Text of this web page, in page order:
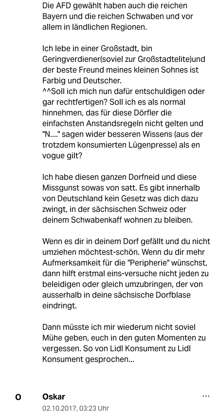
Die AFD gewählt haben auch die reichen
Bayern und die reichen Schwaben und vor
allem in ländlichen Regionen.
Ich lebe in einer Großstadt, bin
Geringverdiener(soviel zur Großstadtelite)und
der beste Freund meines kleinen Sohnes ist
Farbig und Deutscher.
^^Soll ich mich nun dafür entschuldigen oder
gar rechtfertigen? Soll ich es als normal
hinnehmen, das für diese Dörfler die
einfachsten Anstandsregeln nicht gelten und
"N...." sagen wider besseren Wissens (aus der
trotzdem konsumierten Lügenpresse) als en
vogue gilt?
Ich habe diesen ganzen Dorfneid und diese
Missgunst sowas von satt. Es gibt innerhalb
von Deutschland kein Gesetz was dich dazu
zwingt, in der sächsischen Schweiz oder
deinem Schwabenkaff wohnen zu bleiben.
Wenn es dir in deinem Dorf gefällt und du nicht
umziehen möchtest-schön. Wenn du dir mehr
Aufmerksamkeit für die "Peripherie" wünschst,
dann hilft erstmal eins-versuche nicht jeden zu
beleidigen oder gleich umzubringen, der von
ausserhalb in deine sächsische Dorfblase
eindringt.
Dann müsste ich mir wiederum nicht soviel
Mühe geben, euch in den guten Momenten zu
vergessen. So von Lidl Konsument zu Lidl
Konsument gesprochen...
O Oskar
02.10.2017, 03:23 Uhr